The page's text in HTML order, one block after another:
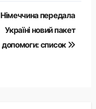
Німеччина передала
Україні новий пакет
допомоги: список